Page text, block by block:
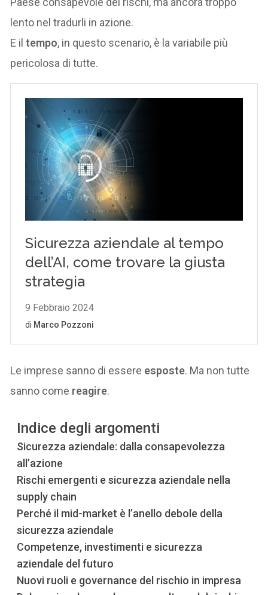
lento nel tradurli in azione.
E iltempo, in questo scenario, è la variabile più
pericolosa di tutte.
Le imprese sanno di essere esposte. Ma non tutte
sanno come reagire.
Indice degli argomenti
Sicurezza aziendale: dalla consapevolezza
all’azione
Rischi emergenti e sicurezza aziendale nella
supply chain
Perché il mid-market è l’anello debole della
sicurezza aziendale
Competenze, investimenti e sicurezza
aziendale del futuro
Nuovi ruoli e governance del rischio in impresa